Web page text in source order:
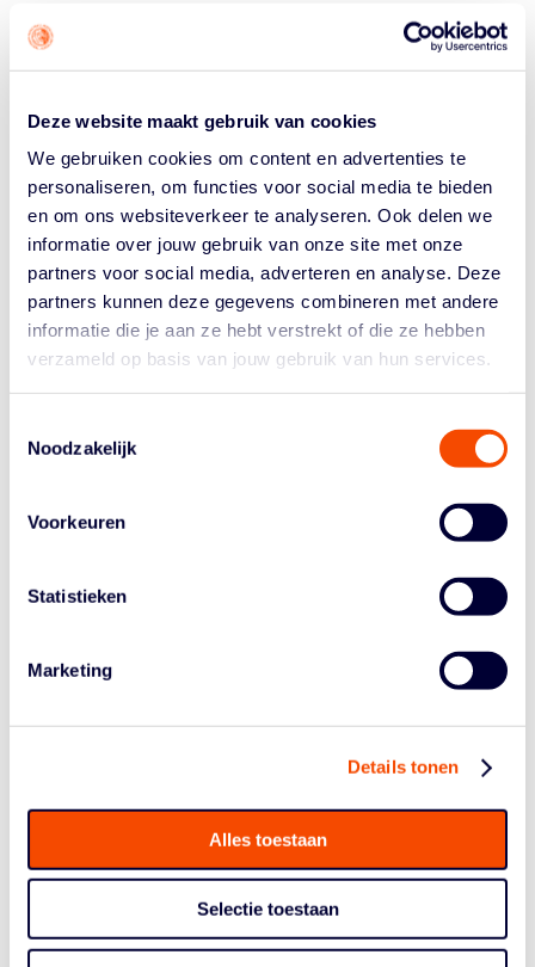
Deze website maakt gebruik van cookies
We gebruiken cookies om content en advertenties te
personaliseren, om functies voor social media te bieden
en om ons websiteverkeer te analyseren. Ook delen we
informatie over jouw gebruik van onze site met onze
partners voor social media, adverteren en analyse. Deze
partners kunnen deze gegevens combineren met andere
informatie die je aan ze hebt verstrekt of die ze hebben
verzameld op basis van jouw gebruik van hun services.
Noodzakelijk
Voorkeuren
Statistieken
Marketing
Details tonen
Alles toestaan
Selectie toestaan
SPEELSCHEMA VROUWEN
Vrijdag 12 april
9.30 uur: Nederland – Chili
11.45 uur: Nederland – Azerbaijan
De eerste twee ploegen uit deze poule van drie spelen
een halve finale en kruisen daarin met de andere poule.
Deelnemers daar: Hongarije, Polen, Egypte en Hong
Kong. Alleen de Hongaarse vrouwen zijn op basis van
'seed' boven Nederland geplaatst.
SPEELSCHEMA MANNEN
Vrijdag 12 april
Zaterdag 13 april
De mannen zouden, net als de vrouwen, in theorie
halve finales wacht dan één van de volgende ploegen:
Alle wedstrijden zijn live via YouTube te volgen. Houd de
socials van de Nederlandse Basketball Bond in de gaten
voor links en updates.